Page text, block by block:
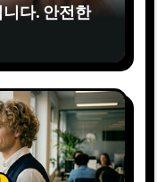
다. 안전한